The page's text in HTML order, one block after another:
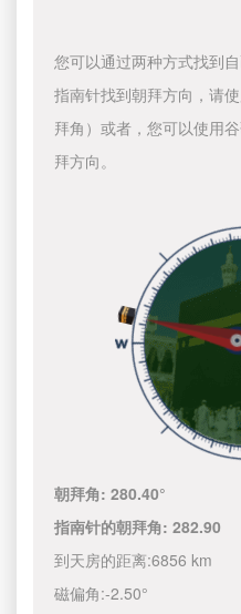
您可以通过两种方式找到
指南针找到朝拜方向，请
拜角）或者，您可以使用
拜方向。
朝拜角:280.40°
指南针的朝拜角:282.90
到天房的距离:6856 km
磁偏角:-2.50°